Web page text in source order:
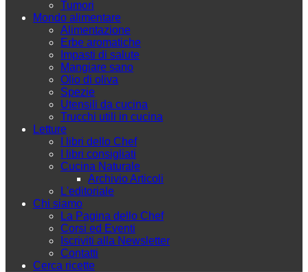
Tumori
Mondo alimentare
Alimentazione
Erbe aromatiche
Impasti di salute
Mangiare sano
Olio di oliva
Spezie
Utensili da cucina
Trucchi utili in cucina
Letture
I libri dello Chef
I libri consigliati
Cucina Naturale
Archivio Articoli
L'editoriale
Chi siamo
La Pagina dello Chef
Corsi ed Eventi
Iscriviti alla Newsletter
Contatti
Cerca ricette